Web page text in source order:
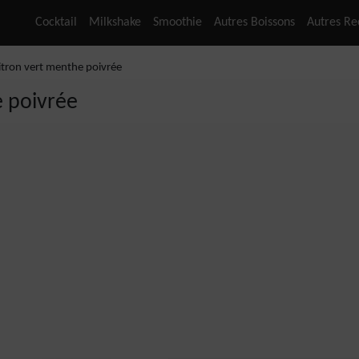
Cocktail Milkshake Smoothie Autres Boissons Autres
vert menthe poivrée
poivrée